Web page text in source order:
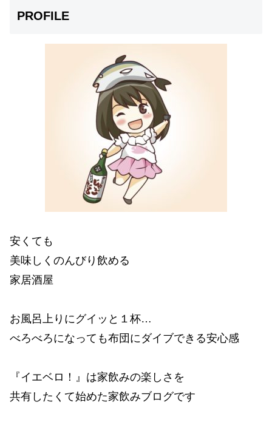
PROFILE
安くても
美味しくのんびり飲める
家居酒屋
お風呂上りにグイッと１杯…
べろべろになっても布団にダイブできる安心感
『イエベロ！』は家飲みの楽しさを
共有したくて始めた家飲みブログです